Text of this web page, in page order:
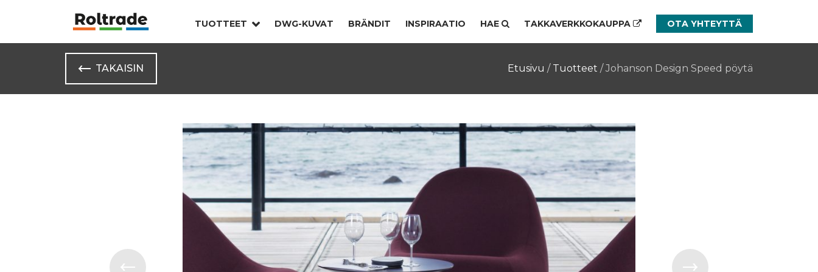
TUOTTEET DWG-KUVAT BRÄNDIT INSPIRAATIO HAE TAKKAVERKKOKAUPPA OTA YHTEYTTÄ
TAKAISIN Etusivu / Tuotteet /Johanson Design Speed pöytä